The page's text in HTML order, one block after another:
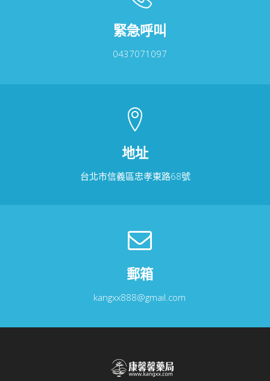
緊急呼叫
0437071097
地址
台北市信義區忠孝東路68號
郵箱
kangxx888@gmail.com